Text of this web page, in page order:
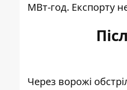
МВт-год. Експорту
Через ворожі